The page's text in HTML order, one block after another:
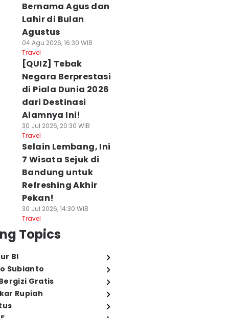
Bernama Agus dan
Lahir di Bulan
Agustus
04 Agu 2026, 16:30 WIB
Travel
[QUIZ] Tebak
Negara Berprestasi
di Piala Dunia 2026
dari Destinasi
Alamnya Ini!
30 Jul 2026, 20:30 WIB
Travel
Selain Lembang, Ini
7 Wisata Sejuk di
Bandung untuk
Refreshing Akhir
Pekan!
30 Jul 2026, 14:30 WIB
Travel
Topics
BI
Subianto
Gratis
Rupiah